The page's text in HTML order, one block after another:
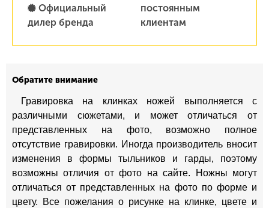
Официальный
дилер бренда
постоянным
клиентам
Обратите внимание
Гравировка на клинках ножей выполняется с
различными сюжетами, и может отличаться от
представленных на фото, возможно полное
отсутствие гравировки. Иногда производитель вносит
изменения в формы тыльников и гарды, поэтому
возможны отличия от фото на сайте. Ножны могут
отличаться от представленных на фото по форме и
цвету. Все пожелания о рисунке на клинке, цвете и